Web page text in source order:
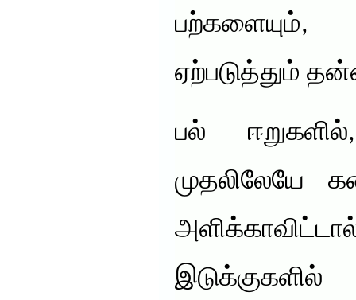
பற்களையும்,
ஏற்படுத்தும்
பல்
முதலிலேயே